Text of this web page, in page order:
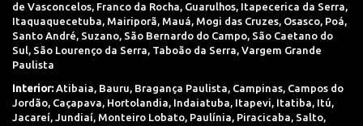
de Vasconcelos, Franco da Rocha, Guarulhos, Itapecerica da Serra,
Itaquaquecetuba, Mairiporã, Mauá, Mogi das Cruzes, Osasco, Poá,
Santo André, Suzano, São Bernardo do Campo, São Caetano do
Sul, São Lourenço da Serra, Taboão da Serra, Vargem Grande
Paulista
Interior: Atibaia Bauru Bragança Paulista Campinas Campos do
Jordão Caçapava Hortolandia Indaiatuba Itapevi Itatiba Itú
Jacareí
Jundiaí Monteiro Lobato Paulínia Piracicaba Salto